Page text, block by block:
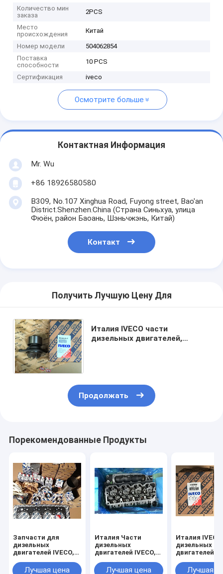
Количество мин
заказа
2PCS
Место
происхождения
Китай
Номер модели
504062854
Поставка
способности
10 PCS
Сертификация iveco
Осмотрите больше
Контактная Информация
Mr. Wu
+86 18926580580
B309, No.107 Xinghua Road, Fuyong street, Bao'an
District.Shenzhen.China (Страна Синьхуа, улица
Фюён, район Баоань, Шэньчжэнь, Китай)
Контакт
Получить Лучшую Цену Для
Италия IVECO части
дизельных двигателей,
Продолжать
Порекомендованные Продукты
Запчасти для
дизельных
двигателей IVECO,
Аксессуары для
Лучшая цена
Италия Части
дизельных
двигателей IVECO,
генераторов Iveco,
Лучшая цена
Италия
дизельных
двигателей,
генераторов
Лучшая